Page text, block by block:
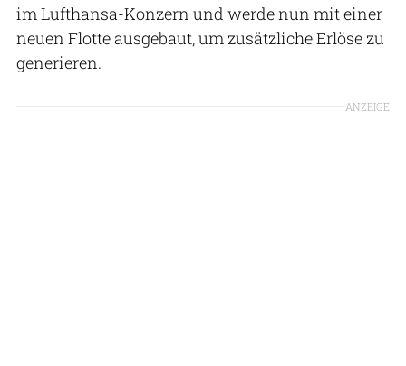
im Lufthansa-Konzern und werde nun mit einer
neuen Flotte ausgebaut, um zusätzliche Erlöse zu
generieren.
ANZEIGE